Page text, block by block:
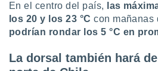
En el centro del país,
las
los 20 y los 23 °C con mañanas
podrían rondar los 5 °C en
La dorsal también hará